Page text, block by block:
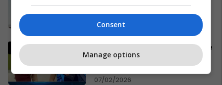
hyn në fuqi marrëveshja për
eliminimin e tatimit të dyfishtë
03/02/2026
Pas përplasjes me Jonidën dhe
akuzës ndaj produksionit për
montim të klipit, Alba çohet
dhe dëshiron të largohet nga
07/02/2026
Consent
Manage options